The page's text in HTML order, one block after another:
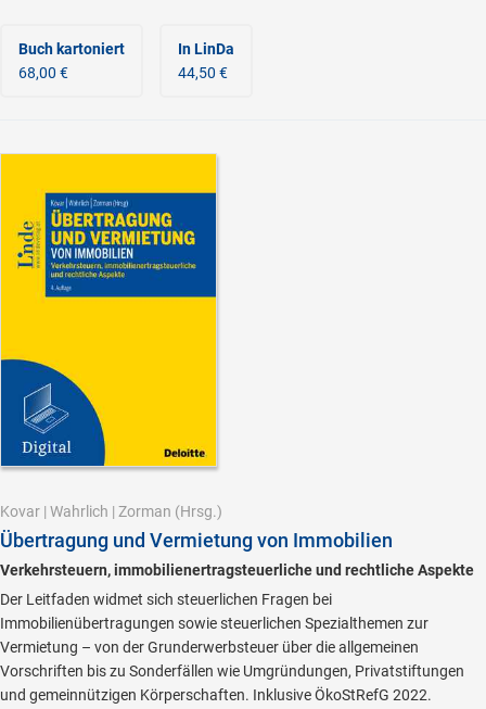
Buch kartoniert
68,00 €
In LinDa
44,50 €
Kovar | Wahrlich | Zorman (Hrsg.)
Übertragung und Vermietung von Immobilien
Verkehrsteuern, immobilienertragsteuerliche und rechtliche Aspekte
Der Leitfaden widmet sich steuerlichen Fragen bei
Immobilienübertragungen sowie steuerlichen Spezialthemen zur
Vermietung – von der Grunderwerbsteuer über die allgemeinen
Vorschriften bis zu Sonderfällen wie Umgründungen, Privatstiftungen
und gemeinnützigen Körperschaften. Inklusive ÖkoStRefG 2022.